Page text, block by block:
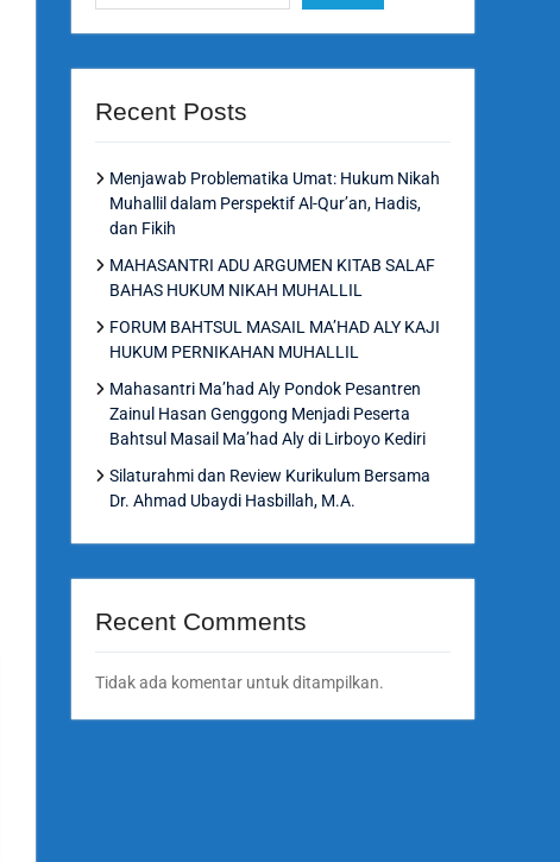
Recent Posts
Menjawab Problematika Umat: Hukum Nikah
Muhallil dalam Perspektif Al-Qur’an, Hadis,
dan Fikih
MAHASANTRI ADU ARGUMEN KITAB SALAF
BAHAS HUKUM NIKAH MUHALLIL
FORUM BAHTSUL MASAIL MA’HAD ALY KAJI
HUKUM PERNIKAHAN MUHALLIL
Mahasantri Ma’had Aly Pondok Pesantren
Zainul Hasan Genggong Menjadi Peserta
Bahtsul Masail Ma’had Aly di Lirboyo Kediri
Silaturahmi dan Review Kurikulum Bersama
Dr. Ahmad Ubaydi Hasbillah, M.A.
Recent Comments
Tidak ada komentar untuk ditampilkan.